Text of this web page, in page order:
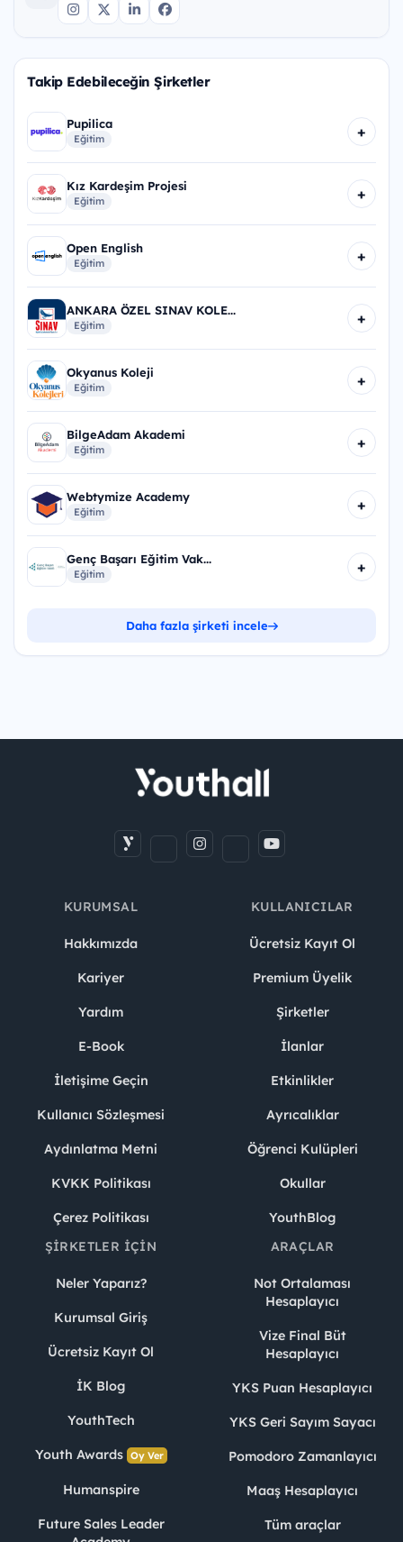
Takip Edebileceğin Şirketler
Pupilica
Eğitim +
Kız Kardeşim Projesi
Eğitim +
Open English
Eğitim +
ANKARA ÖZEL SINAV KOLE...
Eğitim +
Okyanus Koleji
Eğitim +
BilgeAdam Akademi
Eğitim +
Webtymize Academy
Eğitim +
Genç Başarı Eğitim Vak...
Eğitim +
Daha fazla şirketi incele
KURUMSAL
Hakkımızda
Kariyer
Yardım
E-Book
İletişime Geçin
Kullanıcı Sözleşmesi
Aydınlatma Metni
KVKK Politikası
Çerez Politikası
KULLANICILAR
Ücretsiz Kayıt Ol
Premium Üyelik
Şirketler
İlanlar
Etkinlikler
Ayrıcalıklar
Öğrenci Kulüpleri
Okullar
YouthBlog
ŞIRKETLER İÇIN
Neler Yaparız?
Kurumsal Giriş
Ücretsiz Kayıt Ol
İK Blog
YouthTech
Youth Awards Oy Ver
Humanspire
Future Sales Leader
ARAÇLAR
Not Ortalaması
Hesaplayıcı
Vize Final Büt
Hesaplayıcı
YKS Puan Hesaplayıcı
YKS Geri Sayım Sayacı
Pomodoro Zamanlayıcı
Maaş Hesaplayıcı
Tüm araçlar